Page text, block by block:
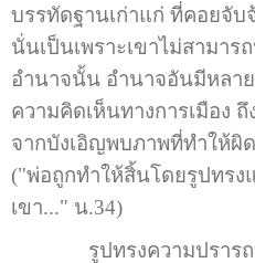
บรรทัดฐานเก่าแก่ ที่คอยจั
นั่นเป็นเพราะเขาไม่สามาร
อำนาจนั้น อำนาจอันมีหลา
ความคิดเห็นทางการเมือง
จากบังเอิญพบภาพที่ทำให้ผิ
("พ่อถูกทำให้สิ้นโดยรูปทรง
เขา..." น.34)
รูปทรงความปรารถน